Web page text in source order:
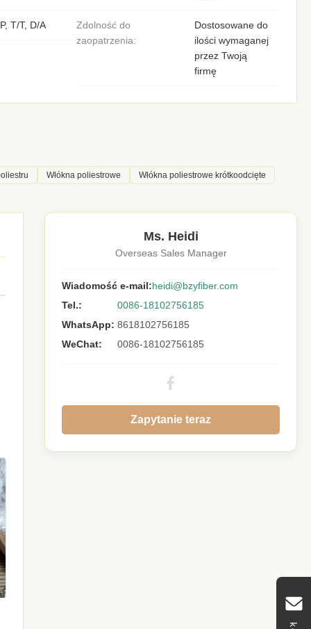
T/T, D/A
Zdolność do
zaopatrzenia:
Dostosowane do
ilości wymaganej
przez Twoją
firmę
Włókna poliestrowe Włókna poliestrowe krótkoodcięte
Ms. Heidi
Overseas Sales Manager
Wiadomość e-mail:heidi@bzyfiber.com
Tel.:
0086-18102756185
WhatsApp: 8618102756185
WeChat:
0086-18102756185
Zapytanie teraz